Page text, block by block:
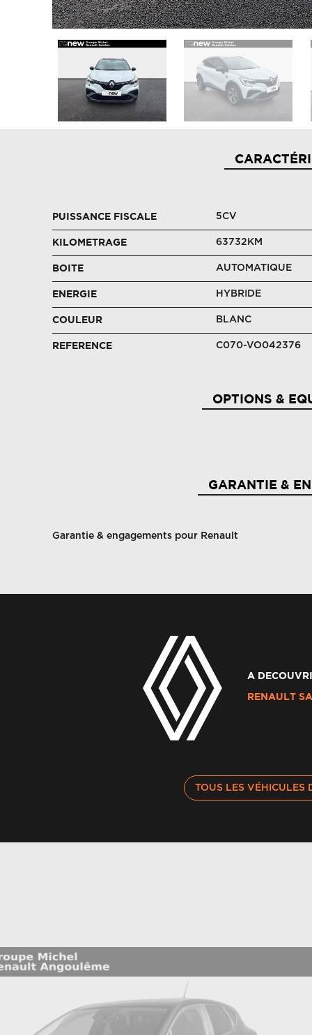
PUISSANCE FISCALE 5CV
KILOMETRAGE 63732KM
BOITE AUTOMATIQUE
ENERGIE HYBRIDE
COULEUR BLANC
REFERENCE C070-VO042376
OPTIONS &
GARANTIE &
Garantie & engagements pour Renault
A
RENAULT
TOUS LES VÉHICULES